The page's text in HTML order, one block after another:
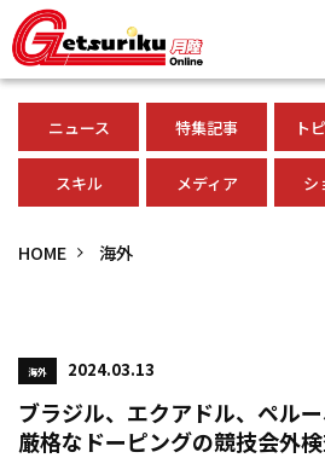
ニュース 特集記事 ト
スキル メディア シ
HOME 海外
海外 2024.03.13
ブラジル、エクアドル、ペル
厳格なドーピングの競技会外